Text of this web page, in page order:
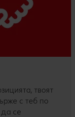
твоят
с теб по
се